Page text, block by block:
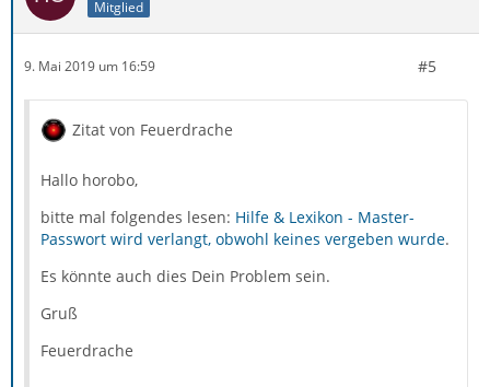
Mitglied
9. Mai 2019 um 16:59 #5
Zitat von Feuerdrache
Hallo horobo,
bitte mal folgendes lesen: Hilfe & Lexikon - Master-
Passwort wird verlangt, obwohl keines vergeben wurde.
Es könnte auch dies Dein Problem sein.
Gruß
Feuerdrache